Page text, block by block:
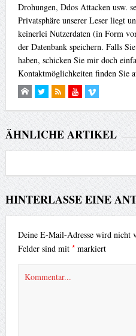
Drohungen, Ddos Attacken usw.
Privatsphäre unserer Leser liegt
keinerlei Nutzerdaten (in Form
der Datenbank speichern. Falls
haben, schicken Sie mir doch
Kontaktmöglichkeiten finden Sie
ÄHNLICHE ARTIKEL
HINTERLASSE EINE
Deine E-Mail-Adresse wird nicht
Felder sind mit *markiert